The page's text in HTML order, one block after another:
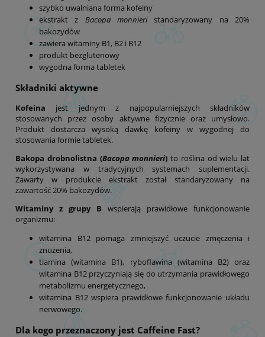
szybko uwalniana forma kofeiny
ekstrakt z Bacopa monnieristandaryzowany na 20%
bakozydów
zawiera witaminy B1, B2 i B12
produkt bezglutenowy
wygodna forma tabletek
Składniki aktywne
Kofeina jest jednym z najpopularniejszych składników
stosowanych przez osoby aktywne fizycznie oraz umysłowo.
Produkt dostarcza wysoką dawkę kofeiny w wygodnej do
stosowania formie tabletek.
Bakopa drobnolistna (Bacopa monnieri) to roślina od wielu lat
wykorzystywana w tradycyjnych systemach suplementacji.
Zawarty w produkcie ekstrakt został standaryzowany na
zawartość 20% bakozydów.
Witaminy z grupy B wspierają prawidłowe funkcjonowanie
organizmu:
witamina B12 pomaga zmniejszyć uczucie zmęczenia i
znużenia,
tiamina (witamina B1), ryboflawina (witamina B2) oraz
witamina B12 przyczyniają się do utrzymania prawidłowego
metabolizmu energetycznego,
witamina B12 wspiera prawidłowe funkcjonowanie układu
nerwowego.
Dla kogo przeznaczony jest Caffeine Fast?